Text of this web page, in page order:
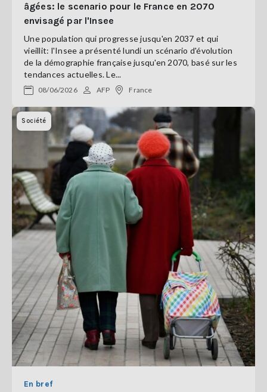
âgées: le scenario pour le France en 2070
envisagé par l'Insee
Une population qui progresse jusqu'en 2037 et qui
vieillit: l'Insee a présenté lundi un scénario d'évolution
de la démographie française jusqu'en 2070, basé sur les
tendances actuelles. Le...
08/06/2026 AFP France
Société
En bref